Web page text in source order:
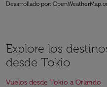
Desarrollado por:
Explore los
desde Tokio
Vuelos desde Tokio a Orlando